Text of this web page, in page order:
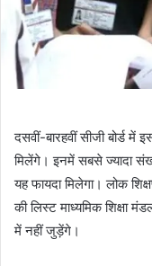
दसवीं-बारहवीं सीजी बोर्ड
मिलेंगे। इनमें सबसे ज्यादा
यह फायदा मिलेगा। लोक
की लिस्ट माध्यमिक शिक्षा
में नहीं जुड़ेंगे।